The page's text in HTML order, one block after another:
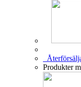
Produkter